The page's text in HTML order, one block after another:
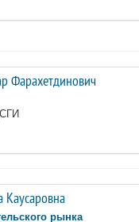
Фарахетдинович
Каусаровна
рынка